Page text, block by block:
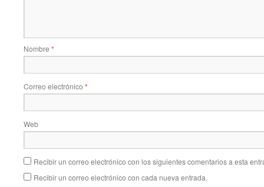
Nombre *
Correo electrónico *
Web
Recibir un correo electrónico con los siguientes comentarios a esta
Recibir un correo electrónico con cada nueva entrada.